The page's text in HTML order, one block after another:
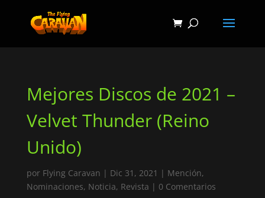
Mejores Discos de 2021 –
Velvet Thunder (Reino
Unido)
por Flying Caravan | Dic 31, 2021 | Mención,
Nominaciones, Noticia, Revista | 0 Comentarios